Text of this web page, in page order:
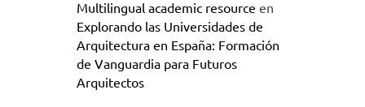
Multilingual academic resource en
Explorando las Universidades de
Arquitectura en España: Formación
de Vanguardia para Futuros
Arquitectos